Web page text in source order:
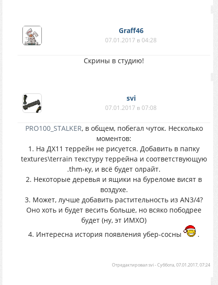
Graff46
07.01.2017 в 04:28
Cкрины в студию!
svi
07.01.2017 в 07:08
PRO100_STALKER, в общем, побегал чуток. Несколько
моментов:
1. На ДХ11 террейн не рисуется. Добавить в папку
textures\terrain текстуру террейна и соответствующую
.thm-ку, и всё будет олрайт.
2. Некоторые деревья и ящики на буреломе висят в
воздухе.
3. Может, лучше добавить растительность из AN3/4?
Оно хоть и будет весить больше, но всяко пободрее
будет (ну, эт ИМХО)
4. Интересна история появления убер-сосны
.
Отредактировалsvi-Суббота, 07.01.2017, 07:24